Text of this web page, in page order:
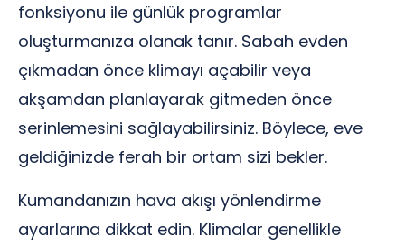
fonksiyonu ile günlük programlar
oluşturmanıza olanak tanır. Sabah evden
çıkmadan önce klimayı açabilir veya
akşamdan planlayarak gitmeden önce
serinlemesini sağlayabilirsiniz. Böylece, eve
geldiğinizde ferah bir ortam sizi bekler.
Kumandanızın hava akışı yönlendirme
ayarlarına dikkat edin. Klimalar genellikle